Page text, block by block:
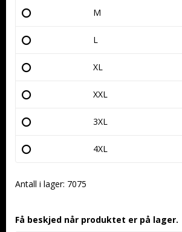
M
L
XL
XXL
3XL
4XL
Antall i lager: 7075
Få beskjed når produktet er på lager.